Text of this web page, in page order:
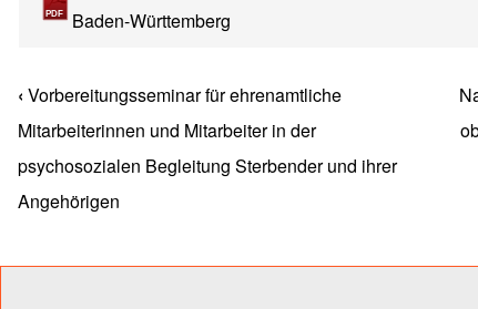
Baden-Württemberg
Links für das Blättern im
‹ Vorbereitungsseminar für ehrenamtliche
Mitarbeiterinnen und Mitarbeiter in der
psychosozialen Begleitung Sterbender und ihrer
Angehörigen